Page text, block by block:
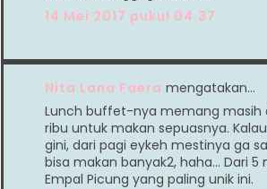
14 Mei 2017 pukul 04.37
Nita Lana Faera mengatakan…
Lunch buffet-nya memang masih
ribu untuk makan sepuasnya.
gini, dari pagi eykeh mestinya ga
bisa makan banyak2, haha... Dari 5
Empal Picung yang paling unik ini.